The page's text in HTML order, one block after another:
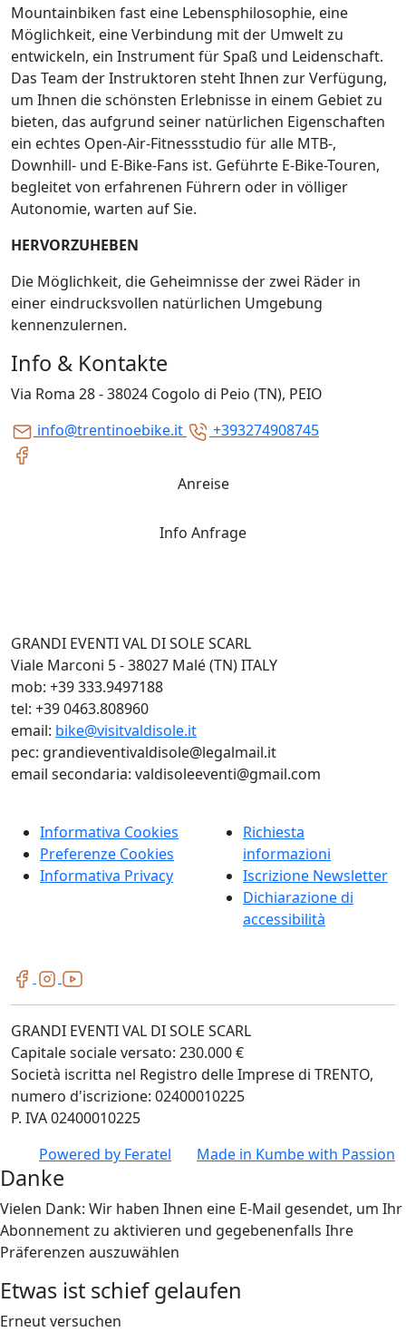
Info & Kontakte
Via Roma 28 - 38024 Cogolo di Peio (TN), PEIO
info@trentinoebike.it
+393274908745
Anreise
Info Anfrage
Mountainbiken fast eine Lebensphilosophie, eine
Möglichkeit, eine Verbindung mit der Umwelt zu
entwickeln, ein Instrument für Spaß und Leidenschaft.
Das Team der Instruktoren steht Ihnen zur Verfügung,
um Ihnen die schönsten Erlebnisse in einem Gebiet zu
bieten, das aufgrund seiner natürlichen Eigenschaften
ein echtes Open-Air-Fitnessstudio für alle MTB-,
Downhill- und E-Bike-Fans ist. Geführte E-Bike-Touren,
begleitet von erfahrenen Führern oder in völliger
Autonomie, warten auf Sie.
HERVORZUHEBEN
Die Möglichkeit, die Geheimnisse der zwei Räder in
einer eindrucksvollen natürlichen Umgebung
kennenzulernen.
GRANDI EVENTI VAL DI SOLE SCARL
Viale Marconi 5 - 38027 Malé (TN) ITALY
mob: +39 333.9497188
tel: +39 0463.808960
email: bike@visitvaldisole.it
pec: grandieventivaldisole@legalmail.it
email secondaria: valdisoleeventi@gmail.com
Informativa Cookies
Preferenze Cookies
Informativa Privacy
Richiesta
informazioni
Iscrizione Newsletter
Dichiarazione di
accessibilità
GRANDI EVENTI VAL DI SOLE SCARL
Capitale sociale versato: 230.000 €
Società iscritta nel Registro delle Imprese di TRENTO,
numero d'iscrizione: 02400010225
P. IVA 02400010225
Powered by Feratel Made in Kumbewith Passion
Danke
Vielen Dank: Wir haben Ihnen eine E-Mail gesendet, um Ihr
Abonnement zu aktivieren und gegebenenfalls Ihre
Präferenzen auszuwählen
Etwas ist schief gelaufen
Erneut versuchen